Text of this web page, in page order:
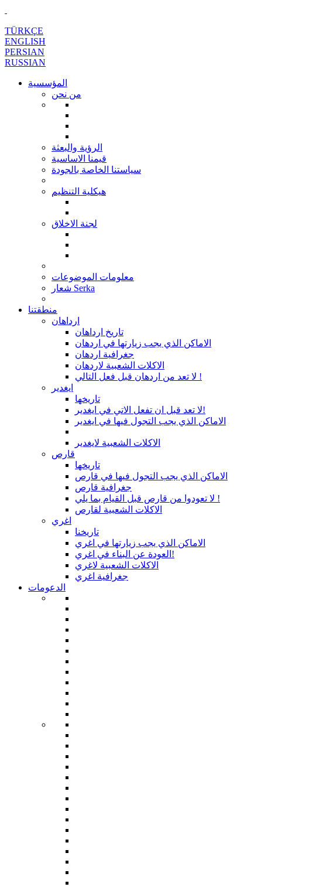
TÜRKÇE
ENGLISH
PERSIAN
RUSSIAN
المؤسسية
من نحن
الرؤية والبعثة
قيمنا الاساسية
سياستنا الخاصة بالجودة
هيكلية التنظيم
لجنة الاخلاق
معلومات الموضوعات
شعار Serka
منطقتنا
ارداهان
تاريخ ارداهان
الاماكن الذي يجب زيارتها في اردهان
جغرافية اردهان
الاكلات الشعبية لاردهان
لا تعد من اردهان قبل فعل التالي !
ايغدير
تاريخها
لا تعد قبل ان تفعل الاتي في ايغدير!
الاماكن الذي يجب التجول فيها في ايغدير
الاكلات الشعبية لايغدير
قارص
تاريخها
الاماكن الذي يجب التجول فيها في قارص
جغرافية قارص
لا تعودوا من قارص قبل القيام بما يلي !
الاكلات الشعبية لقارص
اغري
تاريخنا
الاماكن الذي يجب زيارتها في اغري
العودة عن البناء في اغري!
الاكلات الشعبية لاغري
جغرافية اغري
الدعومات